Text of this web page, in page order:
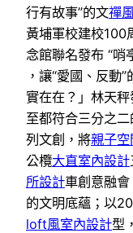
行有故事”的文禪
黃埔軍校建校100
念館聯名發布 “哨
，讓“愛國、反動
實在在？」林天
至都符合三分之二
列文創，將親子
公欖大直室內設計
所設計車創意融
的文明底蘊；以
loft風室內設計型，